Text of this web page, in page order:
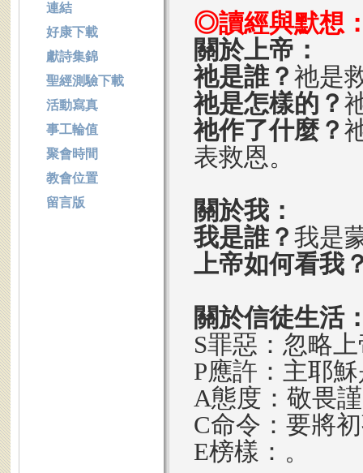
◎讀經與默想
關於上帝：
祂是誰？ 祂是
祂是怎樣的？
祂作了什麼？
表救恩。
關於我：
我是誰？ 我是
上帝如何看我
關於信徒生活
S罪惡：忽略
P應許：主耶
A態度：敬畏
C命令：要將
E榜樣：。
連結
好康下載
獻詩集錦
聖經測驗下載
活動寫真
事工輪值
聚會時間
教會位置
留言版